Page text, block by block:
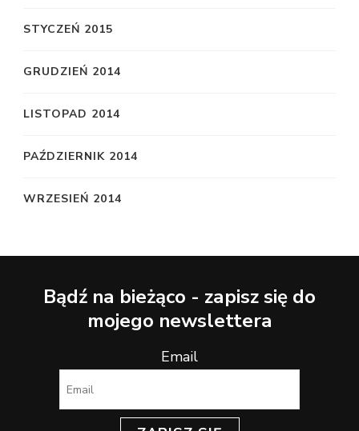
STYCZEŃ 2015
GRUDZIEŃ 2014
LISTOPAD 2014
PAŹDZIERNIK 2014
WRZESIEŃ 2014
Bądź na bieżąco - zapisz się do
mojego newslettera
Email